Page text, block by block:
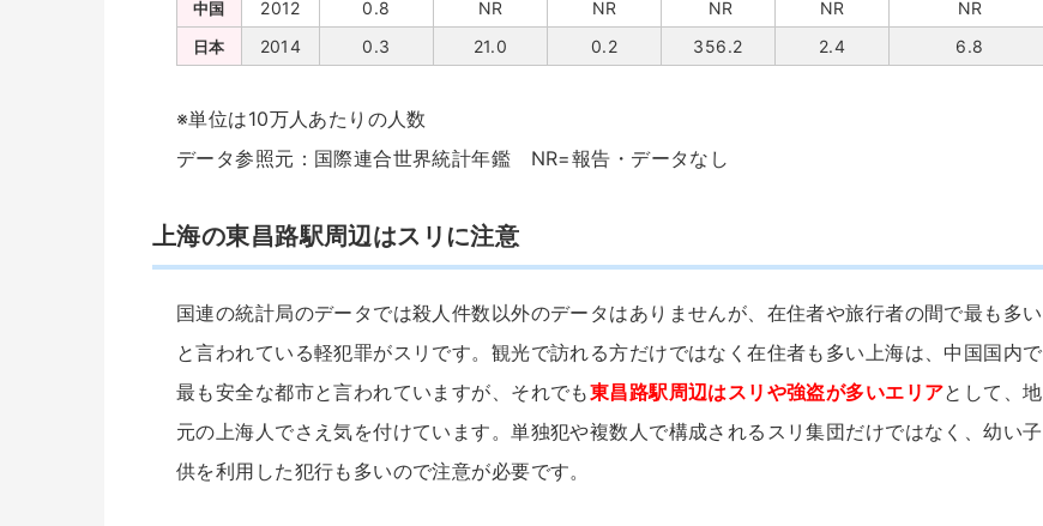
中国 2012 0.8 NR NR NR NR NR
日本 2014 0.3 21.0 0.2 356.2 2.4 6.8
※単位は10万人あたりの人数
データ参照元：国際連合世界統計年鑑 NR=報告・データなし
上海の東昌路駅周辺はスリに注意
国連の統計局のデータでは殺人件数以外のデータはありませんが、在住者や旅行者の間で最も多い
と言われている軽犯罪がスリです。観光で訪れる方だけではなく在住者も多い上海は、中国国内で
最も安全な都市と言われていますが、それでも東昌路駅周辺はスリや強盗が多いエリアとして、地
元の上海人でさえ気を付けています。単独犯や複数人で構成されるスリ集団だけではなく、幼い子
供を利用した犯行も多いので注意が必要です。